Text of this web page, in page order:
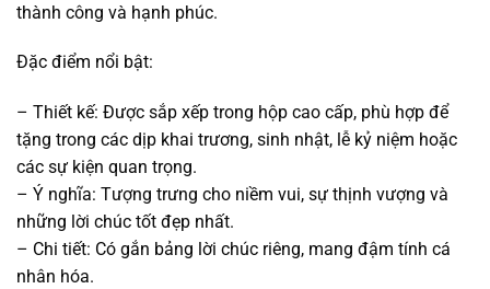
thành công và hạnh phúc.
Đặc điểm nổi bật:
– Thiết kế: Được sắp xếp trong hộp cao cấp, phù hợp để
tặng trong các dịp khai trương, sinh nhật, lễ kỷ niệm hoặc
các sự kiện quan trọng.
– Ý nghĩa: Tượng trưng cho niềm vui, sự thịnh vượng và
những lời chúc tốt đẹp nhất.
– Chi tiết: Có gắn bảng lời chúc riêng, mang đậm tính cá
nhân hóa.